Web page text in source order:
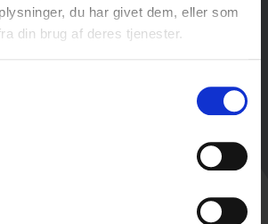
du har givet dem, eller som
din brug af deres tjenester.